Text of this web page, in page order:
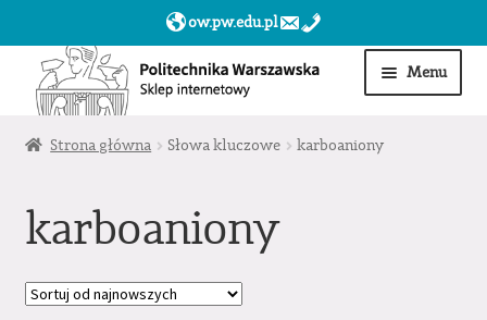
ow.pw.edu.pl
Przejdź
do
nawigacji
Przejdź
do
treści
Menu
StartStrona główna Słowa kluczowe karboaniony
karboaniony